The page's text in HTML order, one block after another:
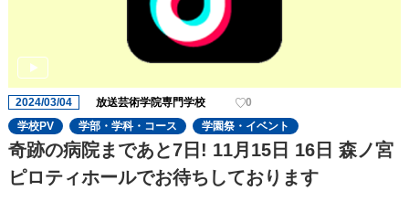
2024/03/04 放送芸術学院専門学校
0
学校PV
学部・学科・コース 学園祭・イベント
奇跡の病院まであと7日! 11月15日 16日 森ノ宮
ピロティホールでお待ちしております